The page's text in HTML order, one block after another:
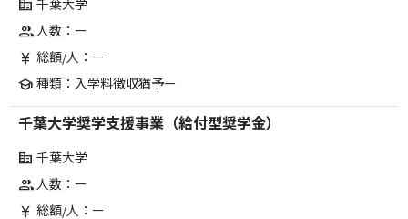
corporate_fare 千葉大学
group人数：ー
currency_yen 総額/人：ー
school 種類：入学料徴収猶予ー
千葉大学奨学支援事業（給付型奨学金）
corporate_fare 千葉大学
group人数：ー
currency_yen 総額/人：ー